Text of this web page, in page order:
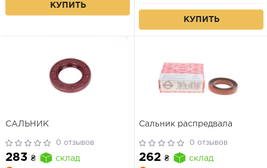
КУПИТЬ
КУПИТЬ
САЛЬНИК
0 отзывов
283 ₴
склад
Сальник распредвала
0 отзывов
262 ₴
склад